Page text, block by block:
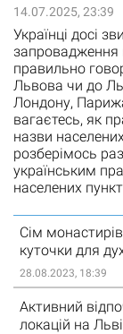
14.07.2025, 23:39
Українці досі
запровадження
правильно
Львова чи до
Лондону,
вагаєтесь, як
назви
розберімось
українським
населених
Сім
куточки для
28.08.2023, 18:39
Активний
локацій на